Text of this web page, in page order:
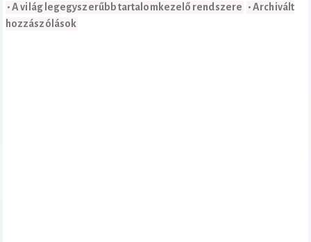
• A világ legegyszerűbb tartalomkezelő rendszere • Archivált
hozzászólások